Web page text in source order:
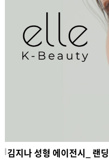
김지나 성형 에이전시_ 랜